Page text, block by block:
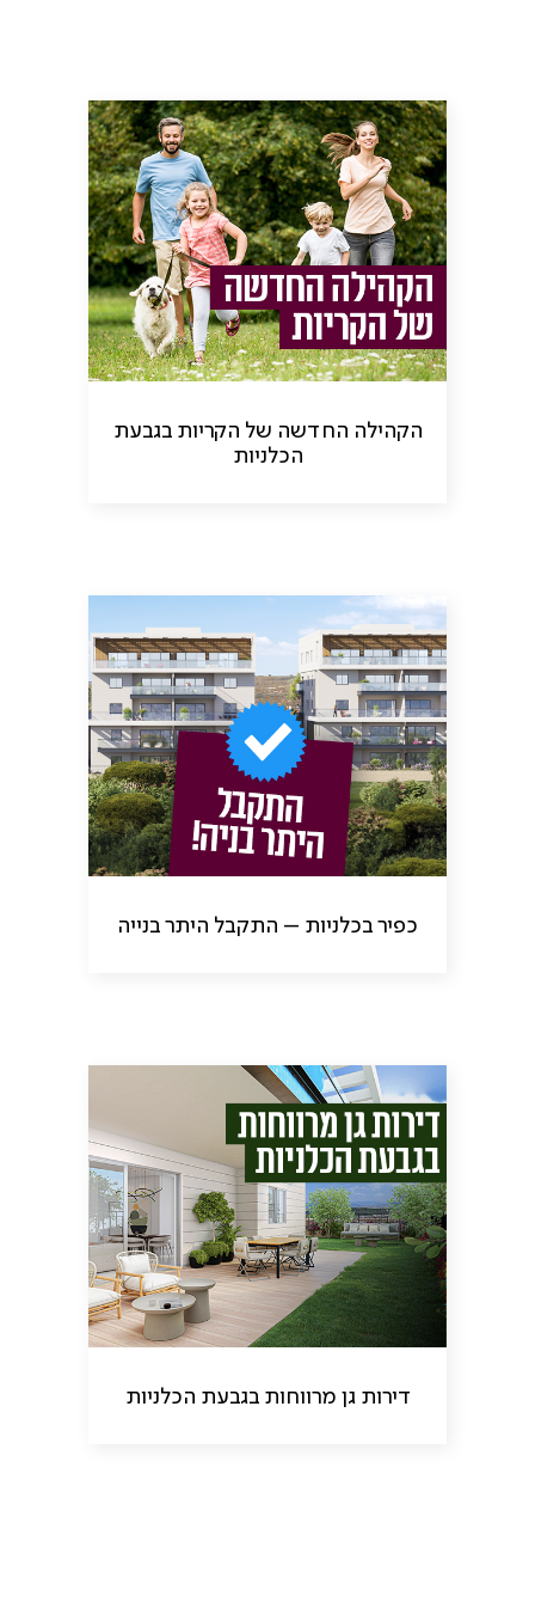
הקהילה החדשה של הקריות בגבעת
הכלניות
כפיר בכלניות – התקבל היתר בנייה
דירות גן מרווחות בגבעת הכלניות